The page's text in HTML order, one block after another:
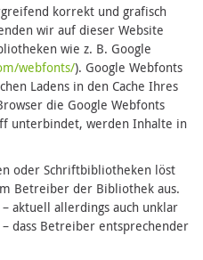
korrekt und grafisch
wir auf dieser Website
wie z. B. Google
webfonts/). Google Webfonts
Ladens in den Cache Ihres
die Google Webfonts
unterbindet, werden Inhalte in
oder Schriftbibliotheken löst
Betreiber der Bibliothek aus.
aktuell allerdings auch unklar
dass Betreiber entsprechender